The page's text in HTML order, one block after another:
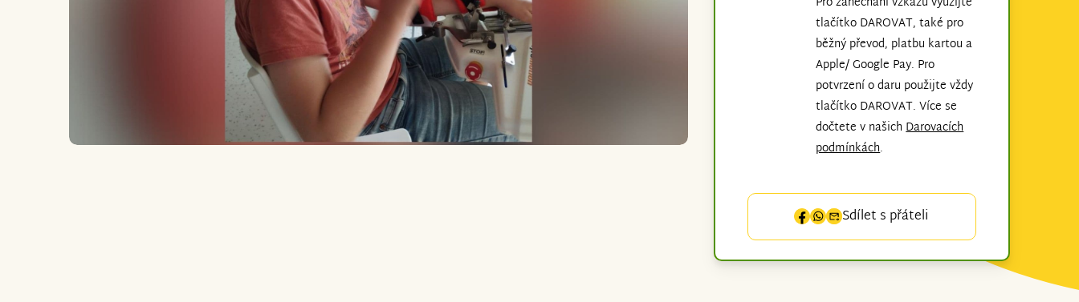
tlačítko DAROVAT, také pro
běžný převod, platbu kartou a
Apple/ Google Pay. Pro
potvrzení o daru použijte vždy
tlačítko DAROVAT. Více se
dočtete v našichDarovacích
podmínkách.
Sdílet s přáteli